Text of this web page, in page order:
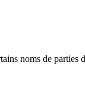
noms de